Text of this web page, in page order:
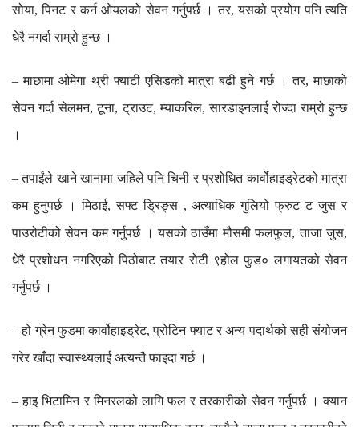
सोया,पिनट र कर्न ओयलको सेवन गर्नुपर्छ । तर,यसको प्रयोग पनि त्यति
धेरैनगर्दाराम्रोहुन्छ ।
–माछामा ओमेगा थ्री फ्याटी एसिडको मात्रा बढी हुने गर्छ । तर,माछाको
सेवन गर्दा सेलमन,टूना,ट्राउट,म्याकरिल,सारडाइनलाई रोज्दा राम्रो हुन्छ
।
–तपाईंले खाने खानामा जहिले पनि चिनी र प्रशोधित कार्वोहाइड्रेटको मात्रा
कम हुनुपर्छ । मिठाई,सफ्ट ड्रिङ्स,अत्याधिक गुलियो फ्रुट ट जुस र
पाउरोटीको सेवन कम गर्नुपर्छ । यसको ठाउँमा मौसमी फलफुल,ताजा जुस,
धेरै प्रशोधन नगरिएको पिठोबाट तयार रोटी ९होल फुड० लगायतको सेवन
गर्नुपर्छ ।
–हो ग्रेनफुडमाकार्वोहाइड्रेट,प्रोटिनफ्याटरअन्य पदार्थकोसहीसंयोजन
गरेरखाँदास्वास्थ्यलाईअत्यन्तैफाइदागर्छ ।
–हाइ भिटामिन र मिनरलको लागि फल र तरकारीको सेवन गर्नुपर्छ । क्यान